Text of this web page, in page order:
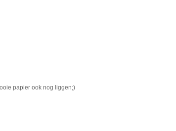
papier ook nog liggen;)